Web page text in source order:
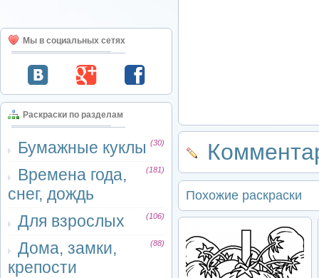
Мы в социальных сетях
Раскраски по разделам
Бумажные куклы (30)
Времена года,
снег, дождь
(181)
Для взрослых (106)
Дома, замки,
крепости
(88)
Похожие раскраски